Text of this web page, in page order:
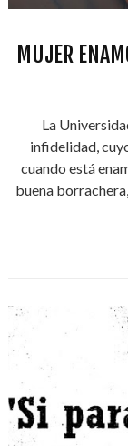
MUJER
La
infidelidad,
cuando está
buena